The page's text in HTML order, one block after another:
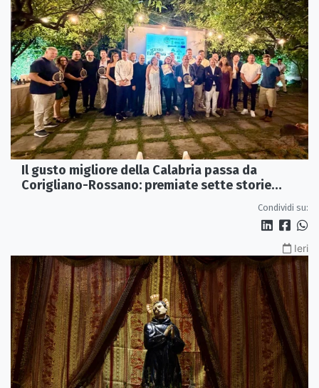
Il gusto migliore della Calabria passa da
Corigliano-Rossano: premiate sette storie
Condividi su:
Ieri